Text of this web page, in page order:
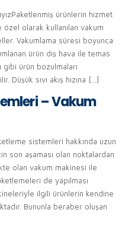
ürünlerin hizmet
özel olarak kullanılan vakum
Vakumlama süresi boyunca
ürün dış hava ile temas
ürün bozulmaları
Düşük sıvı akış hızına […]
– Vakum
sistemleri hakkında uzun
son aşaması olan noktalardan
olan vakum makinesi ile
de yapılması
ilgili ürünlerin kendine
Bununla beraber oluşan